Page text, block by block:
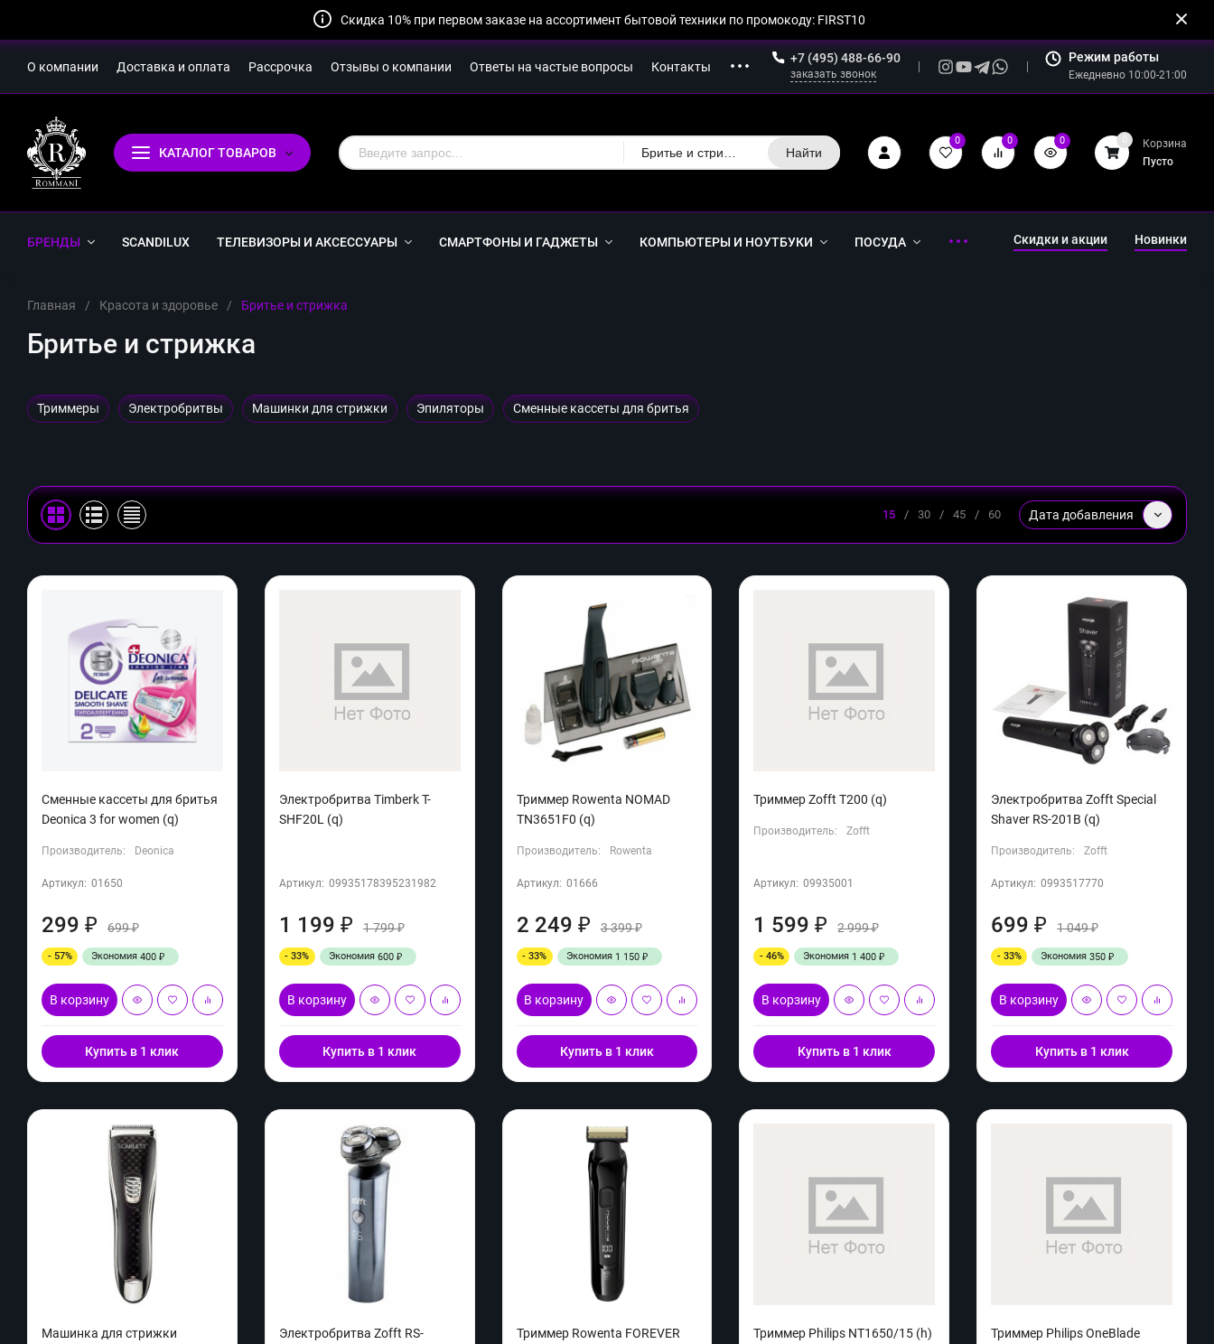
Скидка 10% при первом заказе на ассортимент бытовой техники по промокоду: FIRST10
О компании Доставка и оплата Рассрочка Отзывы о компании Ответы на частые вопросы Контакты
+7 (495) 488-66-90
заказать звонок
Режим работы
Ежедневно 10:00-21:00
КАТАЛОГ ТОВАРОВ Найти
0 0 0 0
Корзина
Пусто
БРЕНДЫ SCANDILUX ТЕЛЕВИЗОРЫ И АКСЕССУАРЫ СМАРТФОНЫ И ГАДЖЕТЫ КОМПЬЮТЕРЫ И НОУТБУКИ ПОСУДА Скидки и акции Новинки
Главная / Красота и здоровье / Бритье и стрижка
Бритье и стрижка
Триммеры Электробритвы Машинки для стрижки Эпиляторы Сменные кассеты для бритья
15 / 30 / 45 / 60 Дата добавления
Сменные кассеты для бритья
Deonica 3 for women (q)
Производитель: Deonica
Артикул: 01650
299 ₽ 699₽
- 57% Экономия 400 ₽
В корзину
Купить в 1 клик
Электробритва Timberk T-
SHF20L (q)
Артикул: 09935178395231982
1 199 ₽ 1 799₽
- 33% Экономия 600 ₽
В корзину
Купить в 1 клик
Триммер Rowenta NOMAD
TN3651F0 (q)
Производитель: Rowenta
Артикул: 01666
2 249 ₽ 3 399₽
- 33% Экономия 1 150 ₽
В корзину
Купить в 1 клик
Триммер Zofft T200 (q)
Производитель: Zofft
Артикул: 09935001
1 599₽ 2 999₽
- 46% Экономия 1 400₽
В корзину
Купить в 1 клик
Электробритва Zofft Special
Shaver RS-201B (q)
Производитель: Zofft
Артикул: 0993517770
699₽ 1 049₽
- 33% Экономия350₽
В корзину
Купить в 1 клик
Машинка для стрижки
Электробритва Zofft RS-
Триммер Rowenta FOREVER
Триммер Philips NT1650/15 (h)
Триммер Philips OneBlade